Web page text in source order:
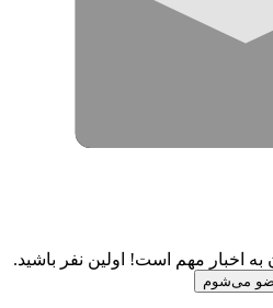
اخبار مهم است! اولین نفر باشید.
می‌شوم